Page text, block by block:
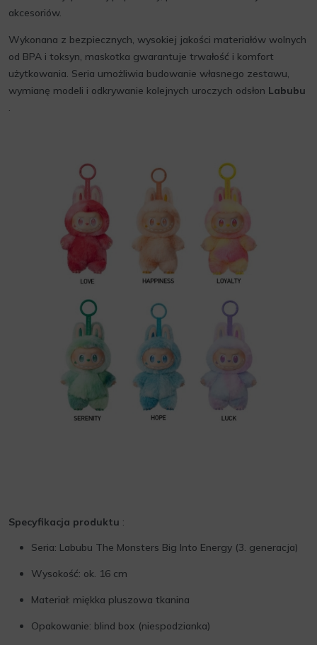
akcesoriów.
Wykonana z bezpiecznych, wysokiej jakości materiałów wolnych
od BPA i toksyn, maskotka gwarantuje trwałość i komfort
użytkowania. Seria umożliwia budowanie własnego zestawu,
wymianę modeli i odkrywanie kolejnych uroczych odsłon Labubu
.
Specyfikacja produktu :
Seria: Labubu The Monsters Big Into Energy (3. generacja)
Wysokość: ok. 16 cm
Materiał: miękka pluszowa tkanina
Opakowanie: blind box (niespodzianka)